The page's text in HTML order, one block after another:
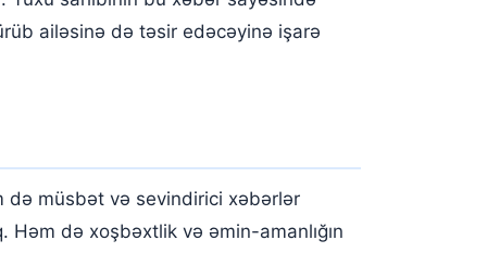
ailəsinə də təsir edəcəyinə işarə
də müsbət və sevindirici xəbərlər
Həm də xoşbəxtlik və əmin-amanlığın